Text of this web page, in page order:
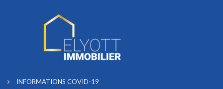
INFORMATIONS COVID-19